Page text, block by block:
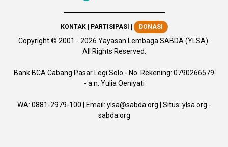
KONTAK| PARTISIPASI | DONASI
Copyright© 2001 - 2026 Yayasan Lembaga SABDA (YLSA).
All Rights Reserved.
Bank BCA Cabang Pasar Legi Solo - No. Rekening: 0790266579
- a.n. Yulia Oeniyati
WA: 0881-2979-100 | Email: ylsa@sabda.org | Situs: ylsa.org -
sabda.org